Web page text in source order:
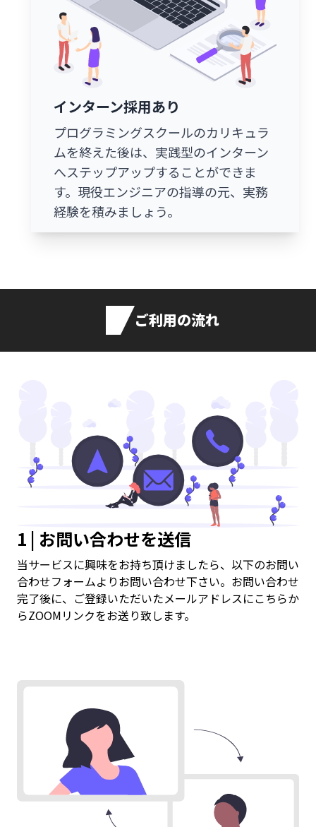
インターン採用あり
プログラミングスクールのカリキュラ
ムを終えた後は、実践型のインターン
へステップアップすることができま
す。現役エンジニアの指導の元、実務
経験を積みましょう。
ご利用の流れ
1 | お問い合わせを送信
当サービスに興味をお持ち頂けましたら、以下のお問い
合わせフォームよりお問い合わせ下さい。お問い合わせ
完了後に、ご登録いただいたメールアドレスにこちらか
らZOOMリンクをお送り致します。